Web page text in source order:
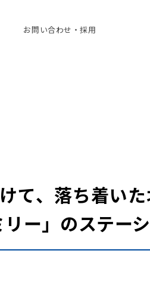
お問い合わせ・採用
て、落ち着い
ー」のステーシ